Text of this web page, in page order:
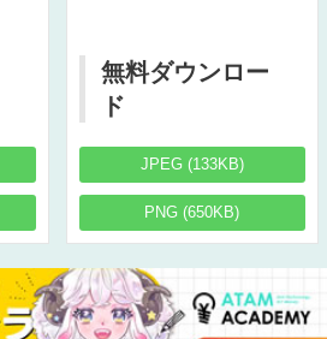
無料ダウンロー
ド
JPEG (133KB)
PNG (650KB)